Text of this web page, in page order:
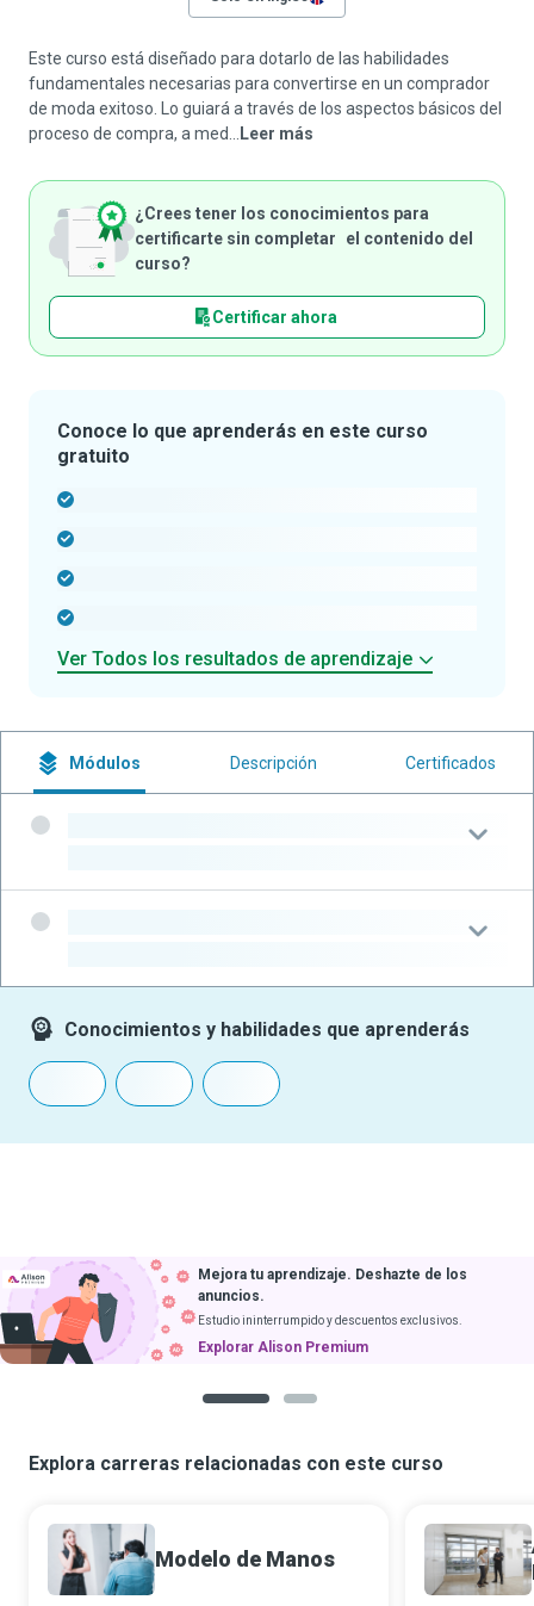
Este curso está diseñado para dotarlo de las habilidades
fundamentales necesarias para convertirse en un comprador
de moda exitoso. Lo guiará a través de los aspectos básicos del
proceso de compra, a med...
Leer más
¿Crees tener los conocimientos para
certificarte sin completar el contenido del
curso?
Certificar ahora
Conoce lo que aprenderás en este curso
gratuito
Ver Todos los resultados de aprendizaje
Módulos Descripción Certificados
Conocimientos y habilidades que aprenderás
los
Descarga cursos
y aprende sin internet
Próximamente en iOS
Explora carreras relacionadas con este curso
Modelo de Manos